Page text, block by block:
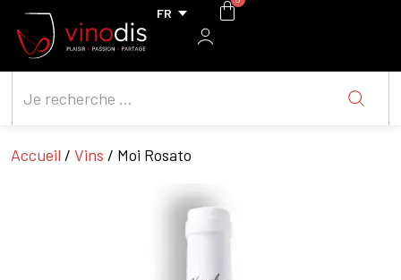
Accueil / Vins / Moi Rosato